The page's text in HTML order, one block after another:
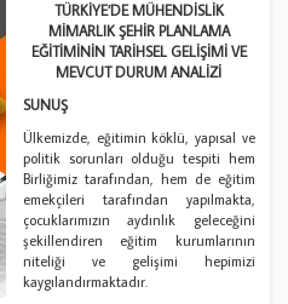
TÜRKİYE’DE MÜHENDİSLİK
MİMARLIK ŞEHİR PLANLAMA
EĞİTİMİNİN TARİHSEL GELİŞİMİ VE
MEVCUT DURUM ANALİZİ
SUNUŞ
Ülkemizde, eğitimin köklü, yapısal ve
politik sorunları olduğu tespiti hem
Birliğimiz tarafından, hem de eğitim
emekçileri tarafından yapılmakta,
çocuklarımızın aydınlık geleceğini
şekillendiren eğitim kurumlarının
niteliği ve gelişimi hepimizi
kaygılandırmaktadır.